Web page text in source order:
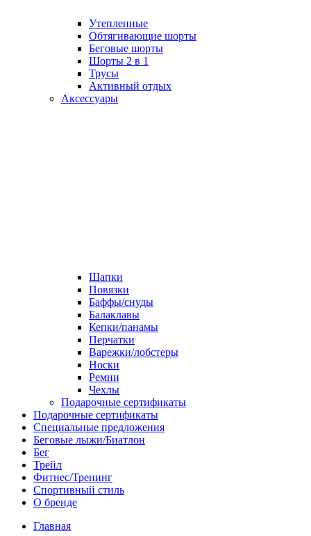
Утепленные
Обтягивающие шорты
Беговые шорты
Шорты 2 в 1
Трусы
Активный отдых
Аксессуары
Шапки
Повязки
Баффы/снуды
Балаклавы
Кепки/панамы
Перчатки
Варежки/лобстеры
Носки
Ремни
Чехлы
Подарочные сертификаты
Подарочные сертификаты
Специальные предложения
Беговые лыжи/Биатлон
Бег
Трейл
Фитнес/Тренинг
Спортивный стиль
О бренде
Главная